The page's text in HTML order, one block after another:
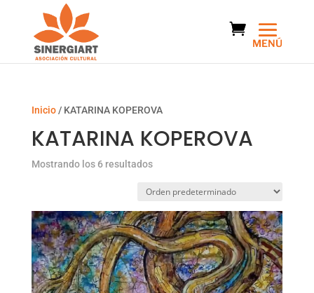
Inicio/ KATARINA KOPEROVA
KATARINA KOPEROVA
Mostrando los 6 resultados